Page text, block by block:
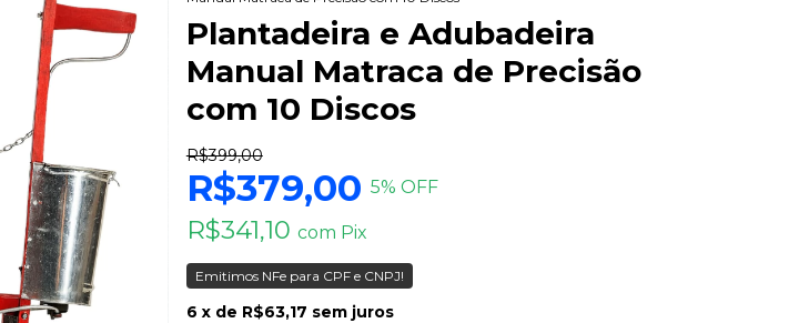
Plantadeira e Adubadeira
Manual Matraca de Precisão
com 10 Discos
R$399,00
R$379,00 5% OFF
R$341,10 com Pix
Emitimos NFe para CPF e CNPJ!
6 x de R$63,17 sem juros